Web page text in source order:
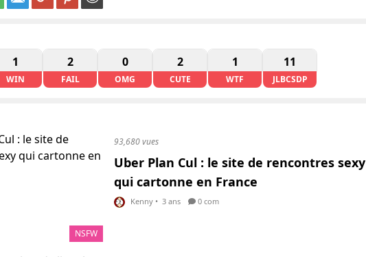
1
WIN
2
FAIL
0
OMG
2
CUTE
1
WTF
11
JLBCSDP
NSFW
93,680 vues
Uber Plan Cul : le site de rencontres sexy
qui cartonne en France
Kenny • 3 ans 0 com